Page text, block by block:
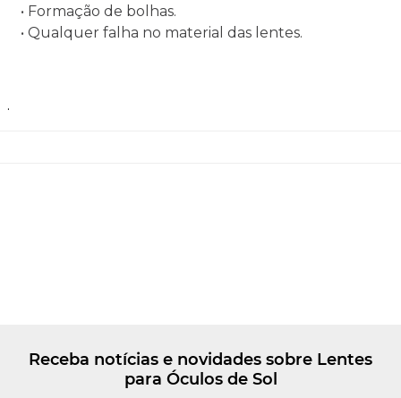
• Formação de bolhas.
• Qualquer falha no material das lentes.
.
Receba notícias e novidades sobre Lentes
para Óculos de Sol